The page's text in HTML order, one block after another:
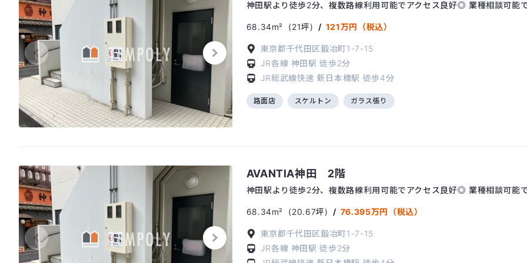
神田駅より徒歩2分、複数路線利用可能でアクセス良好◎ 業種相談可能で
68.34m² (21坪) / 121万円（税込）
東京都千代田区鍛冶町1-7-15
JR各線 神田駅徒歩2分
JR総武線快速 新日本橋駅 徒歩4分
路面店 スケルトン ガラス張り
AVANTIA神田 2階
神田駅より徒歩2分、複数路線利用可能でアクセス良好◎ 業種相談可能で
68.34m² (20.67坪) / 76.395万円（税込）
東京都千代田区鍛冶町1-7-15
JR各線 神田駅徒歩2分